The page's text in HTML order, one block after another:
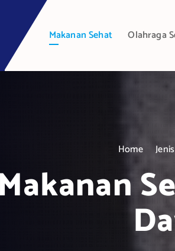
Makanan Sehat Olahraga
Home